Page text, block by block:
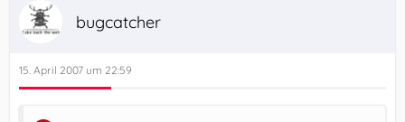
bugcatcher
15. April 2007 um 22:59